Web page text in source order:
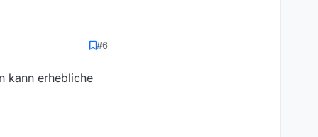
#6
kann erhebliche